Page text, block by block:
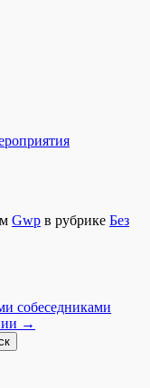
Gwp в рубрике Без
собеседниками
→